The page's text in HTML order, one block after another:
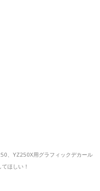
、YZ250X用グラフィックデカール
ほしい！